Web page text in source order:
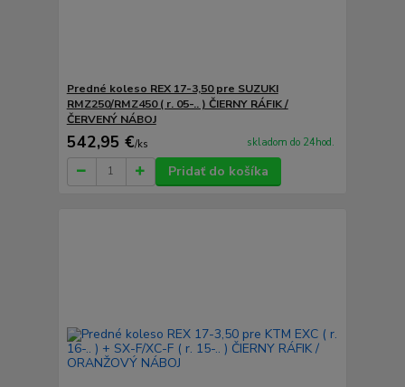
Predné koleso REX 17-3,50 pre SUZUKI
RMZ250/RMZ450 ( r. 05-.. ) ČIERNY RÁFIK /
ČERVENÝ NÁBOJ
542,95 €/ks skladom do 24hod.
Pridať do košíka